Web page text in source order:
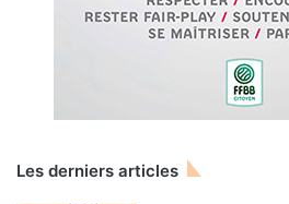
Les derniers articles